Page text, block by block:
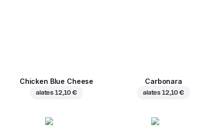
Chicken Blue Cheese
alates 12,10 €
Carbonara
alates 12,10 €